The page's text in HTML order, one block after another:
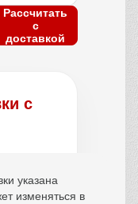
Рассчитать
с
доставкой
с
указана
изменяться в